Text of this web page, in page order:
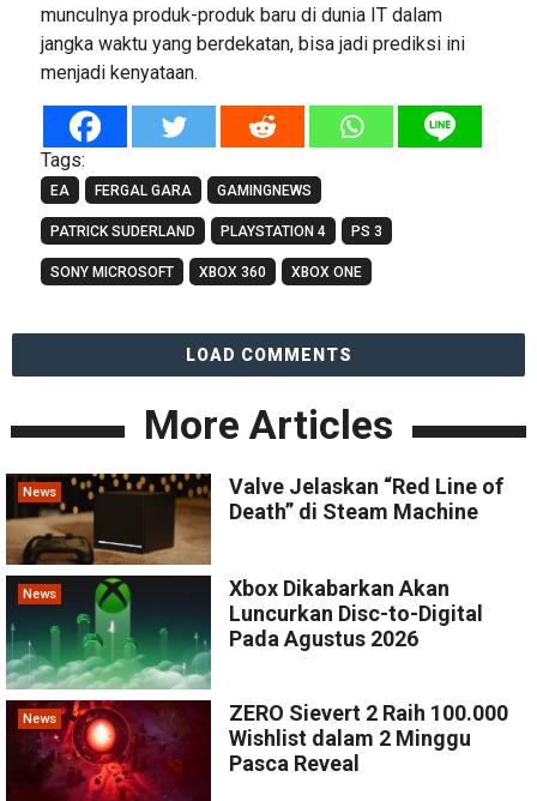
munculnya produk-produk baru di dunia IT dalam
jangka waktu yang berdekatan, bisa jadi prediksi ini
menjadi kenyataan.
Tags:
EA FERGAL GARA GAMINGNEWS
PATRICK SUDERLAND PLAYSTATION 4 PS 3
SONY MICROSOFT XBOX 360 XBOX ONE
LOAD COMMENTS
More Articles
News
Valve Jelaskan “Red Line of
Death” di Steam Machine
News
Xbox Dikabarkan Akan
Luncurkan Disc-to-Digital
Pada Agustus 2026
News
ZERO Sievert 2 Raih 100.000
Wishlist dalam 2 Minggu
Pasca Reveal